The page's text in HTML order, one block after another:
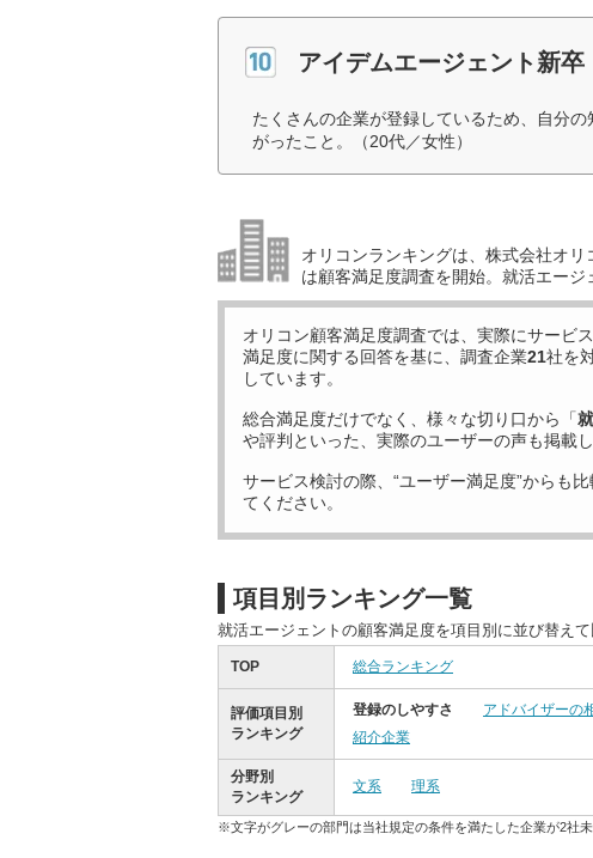
アイデムエージェント新卒
たくさんの企業が登録しているため、自分
がったこと。（20代／女性）
オリコンランキングは、株式会社オ
は顧客満足度調査を開始。就活エージ
オリコン顧客満足度調査では、実際にサービ
満足度に関する回答を基に、調査企業21社を
しています。
総合満足度だけでなく、様々な切り口から「
や評判といった、実際のユーザーの声も掲載し
サービス検討の際、“ユーザー満足度”からも
てください。
項目別ランキング一覧
就活エージェントの顧客満足度を項目別に並び替えて
TOP 総合ランキング
評価項目別
ランキング
登録のしやすさ アドバイザーの
紹介企業
分野別
ランキング
文系 理系
※文字がグレーの部門は当社規定の条件を満たした企業が2社未